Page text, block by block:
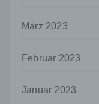
März 2023
Februar 2023
Januar 2023
Stelle, der
es sich bei
dem